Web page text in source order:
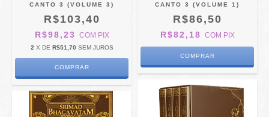
CANTO 3 (VOLUME 3)
R$103,40
R$98,23 COM PIX
2 X DE R$51,70 SEM JUROS
CANTO 3 (VOLUME 1)
R$86,50
R$82,18 COM PIX